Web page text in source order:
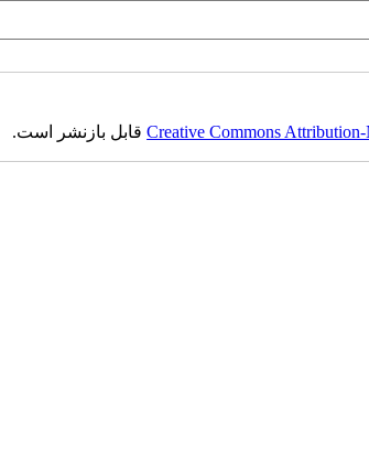
Creative Commonsقابل بازنشر است.